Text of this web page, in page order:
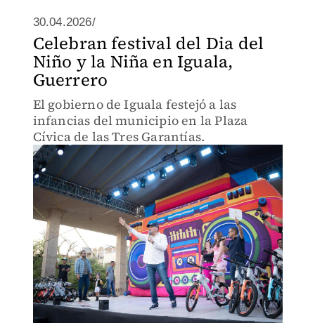
30.04.2026/
Celebran festival del Dia del
Niño y la Niña en Iguala,
Guerrero
El gobierno de Iguala festejó a las
infancias del municipio en la Plaza
Cívica de las Tres Garantías.